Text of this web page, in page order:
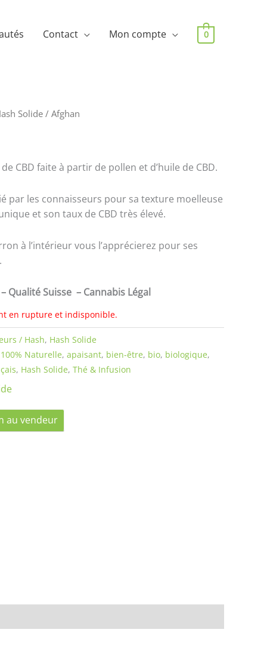
Contact Mon compte 0
Solide/ Afghan
CBD faite à partir de pollen et d’huile de CBD.
par les connaisseurs pour sa texture moelleuse
et son taux de CBD très élevé.
à l’intérieur vous l’apprécierez pour ses
– Qualité Suisse – Cannabis Légal
en rupture et indisponible.
/ Hash, Hash Solide
100% Naturelle, apaisant, bien-être, bio, biologique,
, Hash Solide, Thé & Infusion
au vendeur